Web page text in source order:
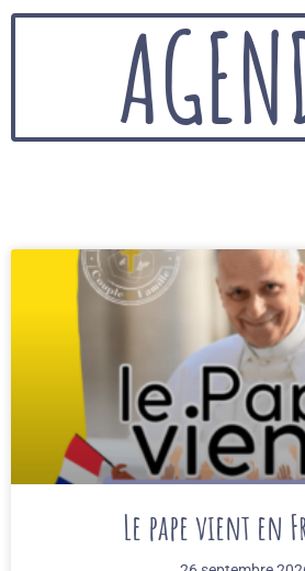
Le pape vient en